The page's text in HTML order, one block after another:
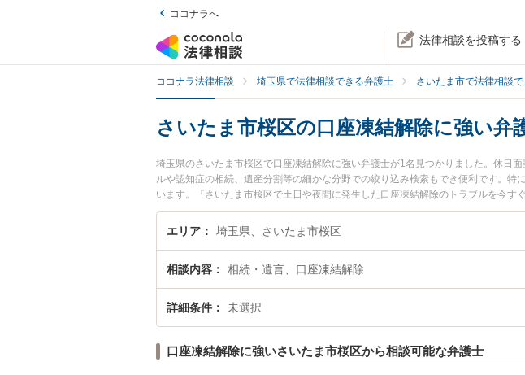
ココナラへ
法律相談を投稿する
ココナラ法律相談 埼玉県で法律相談できる弁護士 さいたま市で法律相談
さいたま市桜区の口座凍結解除に強い弁
埼玉県のさいたま市桜区で口座凍結解除に強い弁護士が1名見つかりました。休日
ルや認知症の相続、遺産分割等の細かな分野での絞り込み検索もでき便利です。
います。『さいたま市桜区で土日や夜間に発生した口座凍結解除のトラブルを今
い』『初回相談無料で口座凍結解除を法律相談できるさいたま市桜区内の弁護士
エリア 埼玉県、さいたま市桜区
相談内容 相続・遺言、口座凍結解除
詳細条件 未選択
口座凍結解除に強いさいたま市桜区から相談可能な弁護士